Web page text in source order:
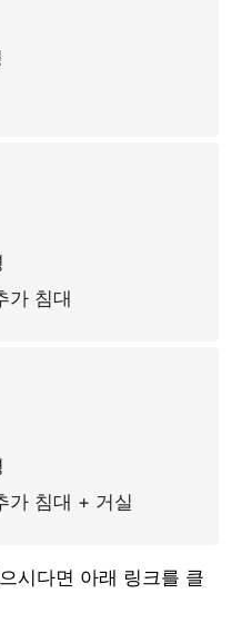
가 침대
가 침대 + 거실
시다면 아래 링크를 클